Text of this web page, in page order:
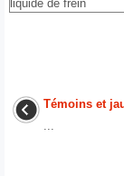
liquide de frein
Témoins et
...